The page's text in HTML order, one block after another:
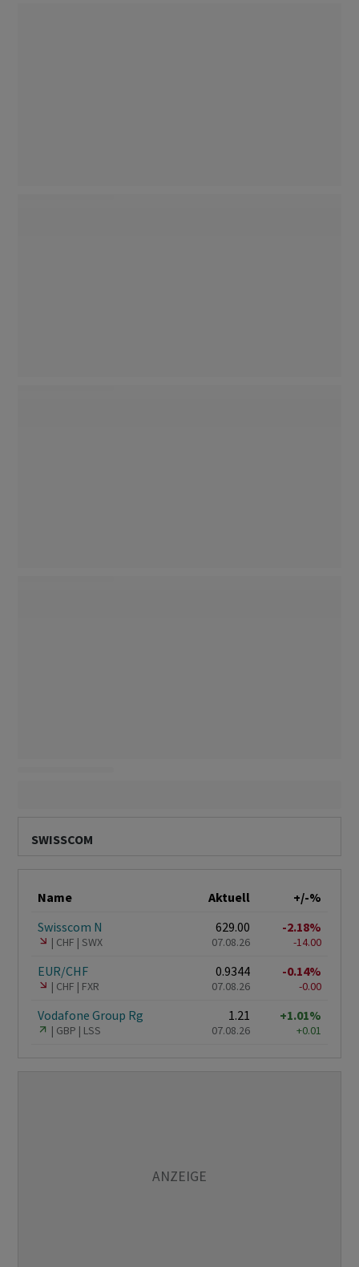
SWISSCOM
Name Aktuell
+/-%
Swisscom N
CHF SWX
629.00
07.08.26
-2.18%
-14.00
EUR/CHF
CHF FXR
0.9344
07.08.26
-0.14%
-0.00
Vodafone Group Rg
GBP LSS
1.21
07.08.26
+1.01%
+0.01